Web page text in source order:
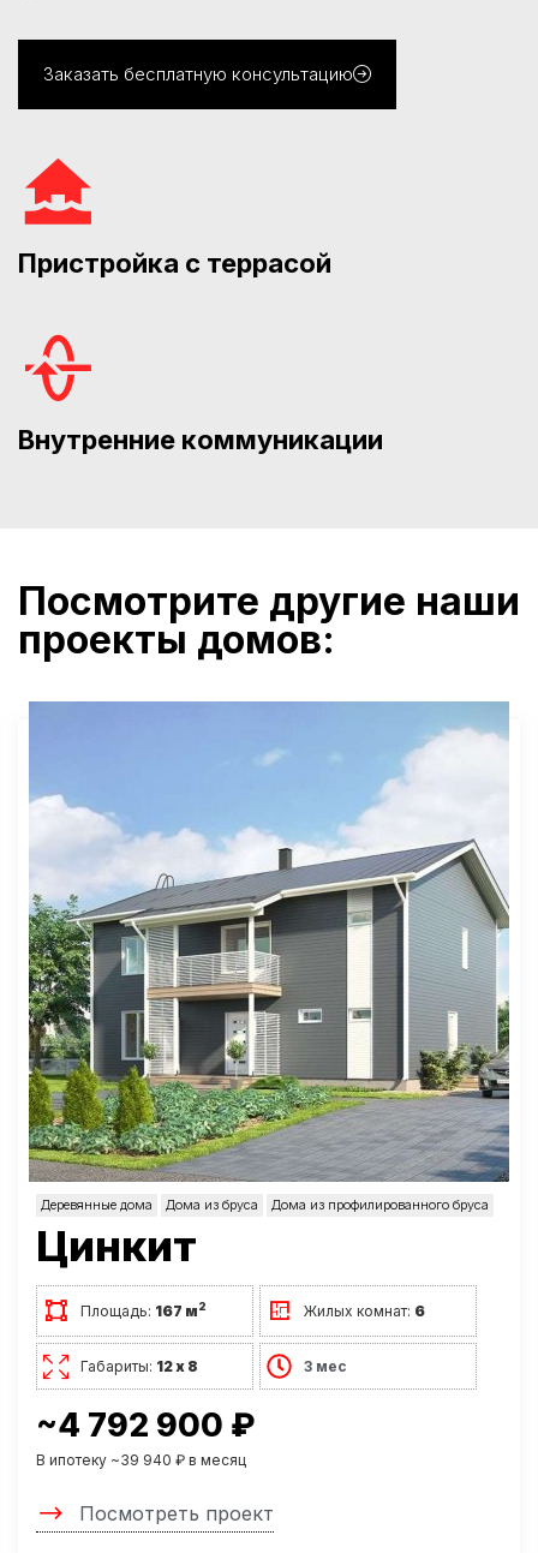
Заказать бесплатную консультацию
Пристройка с террасой
Внутренние коммуникации
Посмотрите другие наши
проекты домов:
Деревянные дома Дома из бруса Дома из профилированного бруса
Цинкит
Площадь: 167 м2 Жилых комнат: 6
Габариты: 12 х 8 3 мес
~4 792 900 ₽
В ипотеку ~39 940 ₽ в месяц
Посмотреть проект